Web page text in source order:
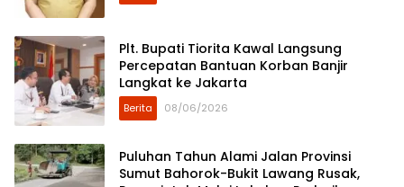
Plt. Bupati Tiorita Kawal Langsung
Percepatan Bantuan Korban Banjir
Langkat ke Jakarta
Berita 08/06/2026
Puluhan Tahun Alami Jalan Provinsi
Sumut Bahorok-Bukit Lawang Rusak,